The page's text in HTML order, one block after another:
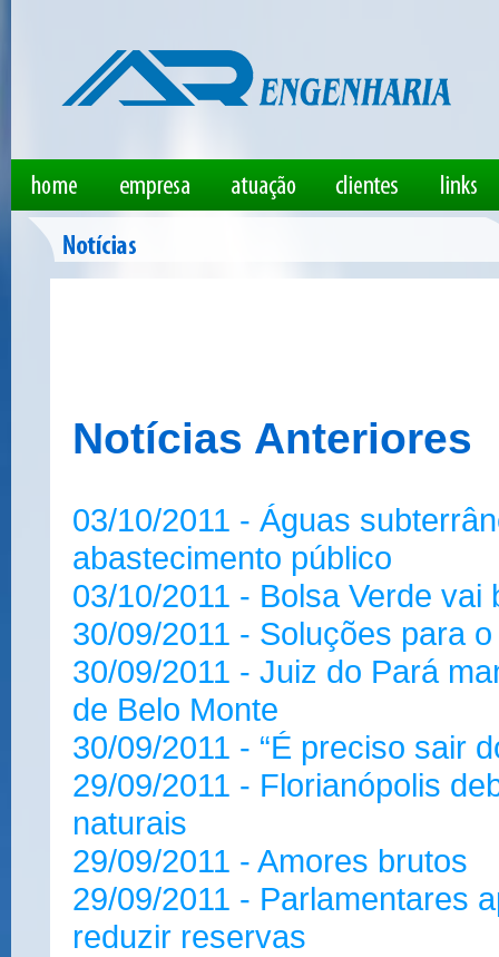
Notícias Anteriores
03/10/2011 - Águas
abastecimento público
03/10/2011 - Bolsa Verde
30/09/2011 - Soluções para
30/09/2011 - Juiz do Pará
de Belo Monte
30/09/2011 - “É preciso sair
29/09/2011 - Florianópolis
naturais
29/09/2011 - Amores brutos
29/09/2011 - Parlamentares
reduzir reservas